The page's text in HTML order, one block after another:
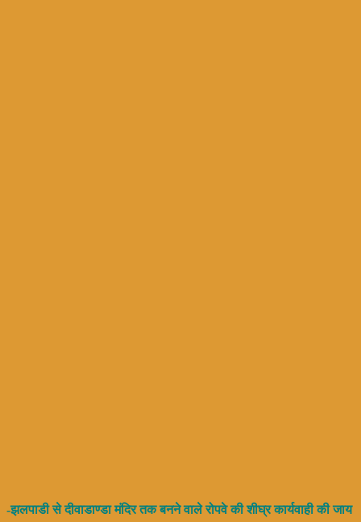
-झलपाडी से दीवाडाण्डा मंदिर तक बनने वाले रोपवे की शीघ्र कार्यवाही की जाय